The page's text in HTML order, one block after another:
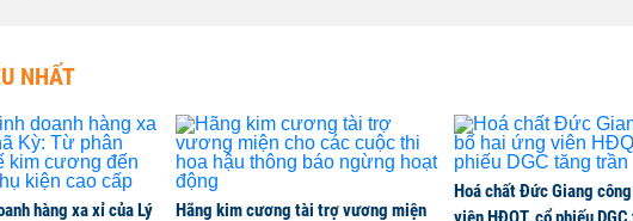
nghiệp duy nhất sản xuất vàng mã trên sàn báo lãi tăng 64%, không vay một
từ ngân hàng
- 1 phút trước
tỷ phú Phạm Nhật Vượng lần đầu tham gia vào hệ sinh thái Vingroup
NHẤT
hàng xa xỉ của Lý
Hãng kim cương tài trợ vương miện
Hoá chất Đức Giang